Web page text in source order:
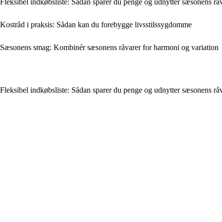
Kostråd i praksis: Sådan kan du forebygge livsstilssygdomme
Sæsonens smag: Kombinér sæsonens råvarer for harmoni og variation
Fleksibel indkøbsliste: Sådan sparer du penge og udnytter sæsonens